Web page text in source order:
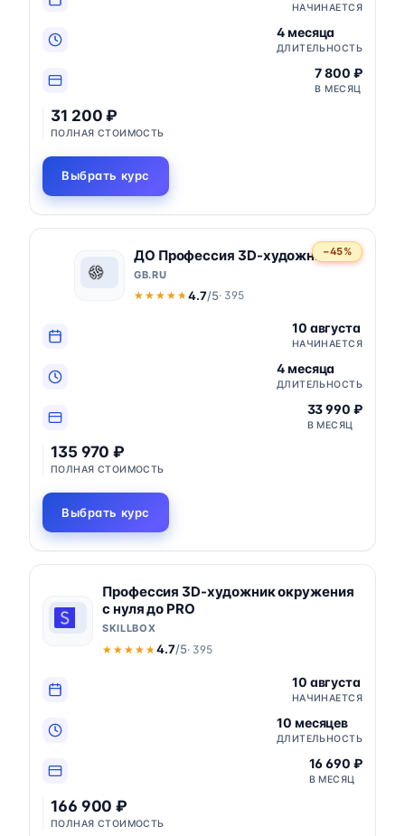
НАЧИНАЕТСЯ
4 месяца
ДЛИТЕЛЬНОСТЬ
7 800 ₽
В МЕСЯЦ
31 200 ₽
ПОЛНАЯ СТОИМОСТЬ
Выбрать курс
−45%
ДО Профессия 3D-художник
GB.RU
★★★★★
★★★★★ 4.7/5· 395
10 августа
НАЧИНАЕТСЯ
4 месяца
ДЛИТЕЛЬНОСТЬ
33 990 ₽
В МЕСЯЦ
135 970 ₽
ПОЛНАЯ СТОИМОСТЬ
Выбрать курс
Профессия 3D-художник окружения
с нуля до PRO
SKILLBOX
★★★★★
★★★★★ 4.7/5· 395
10 августа
НАЧИНАЕТСЯ
10 месяцев
ДЛИТЕЛЬНОСТЬ
16 690 ₽
В МЕСЯЦ
166 900 ₽
ПОЛНАЯ СТОИМОСТЬ